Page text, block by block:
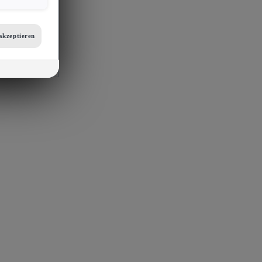
am
unsere
Porsche